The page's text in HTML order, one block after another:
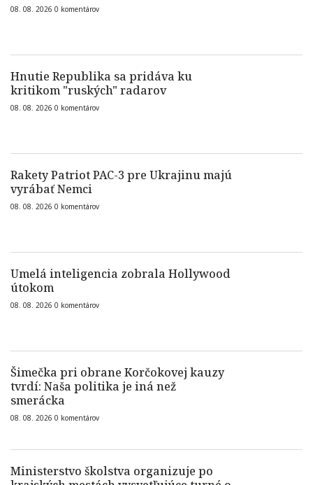
08. 08. 2026 0 komentárov
Hnutie Republika sa pridáva ku
kritikom "ruských" radarov
08. 08. 2026 0 komentárov
Rakety Patriot PAC-3 pre Ukrajinu majú
vyrábať Nemci
08. 08. 2026 0 komentárov
Umelá inteligencia zobrala Hollywood
útokom
08. 08. 2026 0 komentárov
Šimečka pri obrane Korčokovej kauzy
tvrdí: Naša politika je iná než
smerácka
08. 08. 2026 0 komentárov
Ministerstvo školstva organizuje po